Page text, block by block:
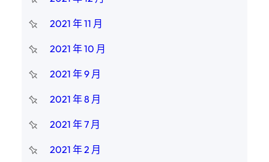
2021 年 11 月
2021 年 10 月
2021 年 9 月
2021 年 8 月
2021 年 7 月
2021 年 2 月